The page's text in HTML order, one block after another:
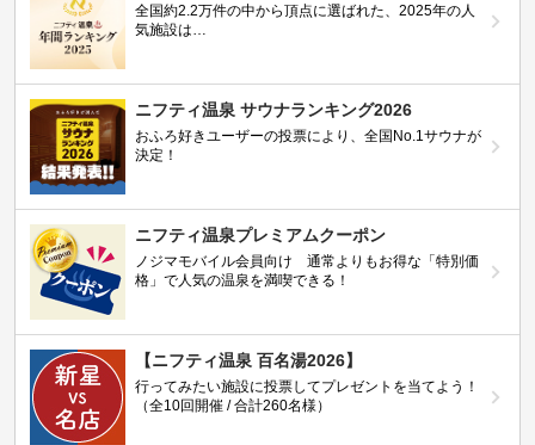
全国約2.2万件の中から頂点に選ばれた、2025年の人
気施設は…
ニフティ温泉 サウナランキング2026
おふろ好きユーザーの投票により、全国No.1サウナが
決定！
ニフティ温泉プレミアムクーポン
ノジマモバイル会員向け 通常よりもお得な「特別価
格」で人気の温泉を満喫できる！
【ニフティ温泉 百名湯2026】
行ってみたい施設に投票してプレゼントを当てよう！
（全10回開催 / 合計260名様）